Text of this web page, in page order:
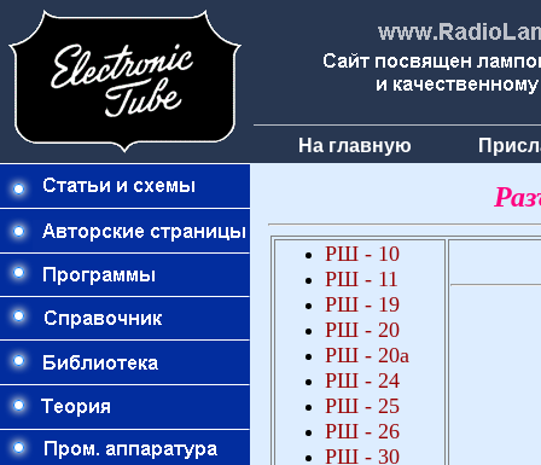
На главную
РШ - 10
РШ - 11
РШ - 19
РШ - 20
РШ - 20а
РШ - 24
РШ - 25
РШ - 26
РШ - 30